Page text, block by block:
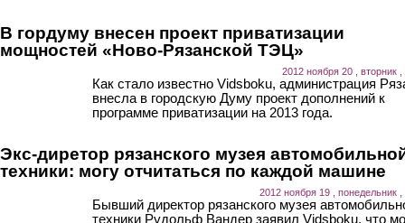
В гордуму внесен проект приватизации
мощностей «Ново-Рязанской ТЭЦ»
2012 ноября 20 , вторник ,
Как стало известно Vidsboku, администрация
внесла в городскую Думу проект дополнений к
программе приватизации на 2013 года.
Экс-диретор рязанского музея
техники: могу отчитаться по каждой машине
2012 ноября 19 , понедельник ,
Бывший директор рязанского музея
техники Рудольф Вандер заявил Vidsboku, что